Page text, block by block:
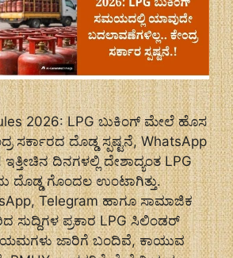
2026: LPG ಬುಕಿಂಗ್ ಮೇಲೆ ಹೊಸ
ಸರ್ಕಾರದ ದೊಡ್ಡ ಸ್ಪಷ್ಟನೆ, WhatsApp
ದಿನಗಳಲ್ಲಿ ದೇಶಾದ್ಯಂತ LPG
ದೊಡ್ಡ ಗೊಂದಲ ಉಂಟಾಗಿತ್ತು.
Telegram ಹಾಗೂ ಸಾಮಾಜಿಕ
ಸುದ್ದಿಗಳ ಪ್ರಕಾರ LPG ಸಿಲಿಂಡರ್
ಜಾರಿಗೆ ಬಂದಿವೆ, ಕಾಯುವ